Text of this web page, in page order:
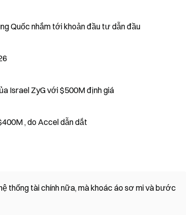
Nhà nước Trung Quốc nhắm tới khoản đầu tư dẫn đầu
Israel ZyG với $500M định giá
, do Accel dẫn dắt
thống tài chính nữa, mà khoác áo sơ mi và bước